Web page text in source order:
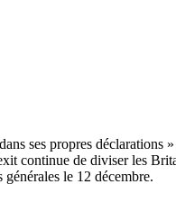
continue de diviser les
générales le 12 décembre.